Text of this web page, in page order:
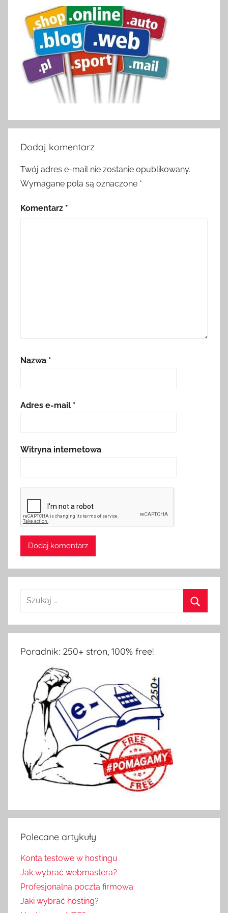
Dodaj komentarz
Twój adres e-mail nie zostanie opublikowany.
Wymagane pola są oznaczone *
Komentarz *
Nazwa *
Adres e-mail *
Witryna internetowa
Poradnik: 250+ stron, 100% free!
Polecane artykuły
Konta testowe w hostingu
Jak wybrać webmastera?
Profesjonalna poczta firmowa
Jaki wybrać hosting?